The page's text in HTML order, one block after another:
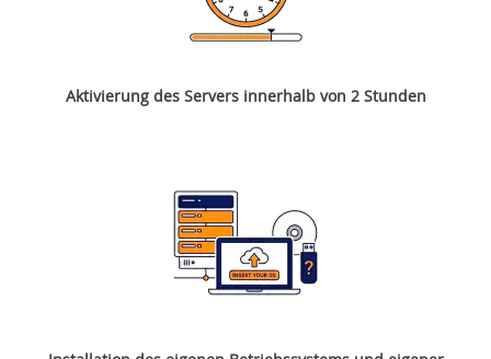
Aktivierung des Servers innerhalb von 2 Stunden